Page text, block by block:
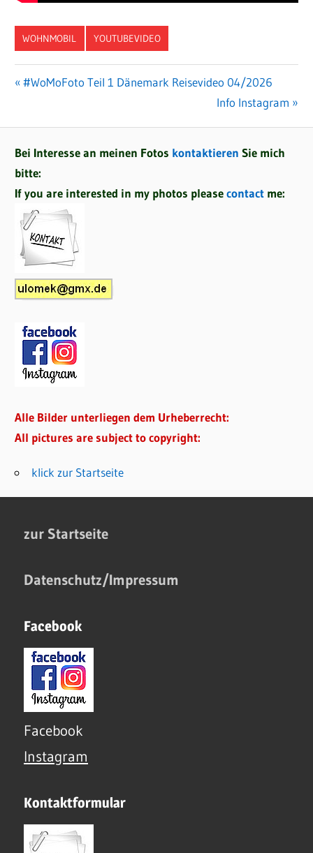
WOHNMOBIL YOUTUBEVIDEO
Vorheriger
#WoMoFoto Teil 1 Dänemark Reisevideo 04/2026
Nächster
Info Instagram
Bei Interesse an meinen Fotos kontaktieren Sie mich
bitte:
If you are interested in my photos pleasecontact me:
Alle Bilder unterliegen dem Urheberrecht:
All pictures are subject to copyright:
klick zur Startseite
zur Startseite
Datenschutz/Impressum
Facebook
Facebook
Instagram
Kontaktformular